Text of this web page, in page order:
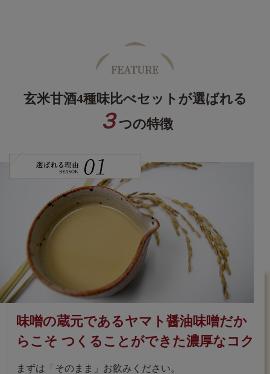
玄米甘酒4種味比べセットが選ばれる
３つの特徴
味噌の蔵元であるヤマト醤油味噌だか
らこそ つくることができた濃厚なコク
まずは「そのまま」お飲みください。